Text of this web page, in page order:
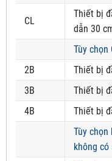
CL
Thiết bị
dẫn 30
Tùy chọn
2B
Thiết bị
3B
Thiết bị
4B
Thiết bị
Tùy chọn
không